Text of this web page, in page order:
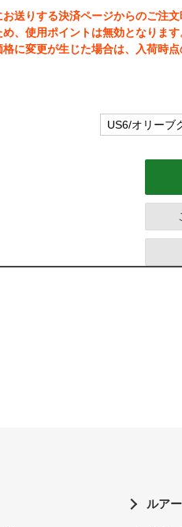
送りする決済ページからのご注文
、使用ポイントは無効となります
に変更が生じた場合は、入荷時
ルアー